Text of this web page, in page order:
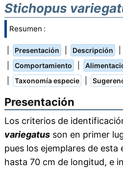
Stichopus
Resumen :
Presentación Descripción
Comportamiento
Taxonomía especie
Presentación
Los criterios de
variegatusson en primer
pues los ejemplares de esta
hasta 70 cm de longitud, e